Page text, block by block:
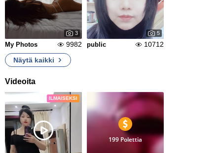
3
My Photos 9982
5
public
10712
Näytä kaikki
Videoita
ILMAISEKSI
199 Polettia